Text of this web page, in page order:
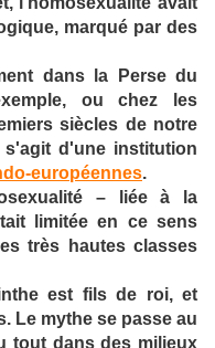
marqué par des
dans la Perse du
ou chez les
siècles de notre
s'agit d'une institution
européennes.
– liée à la
limitée en ce sens
très hautes classes
est fils de roi, et
Le mythe se passe au
tout dans des milieux